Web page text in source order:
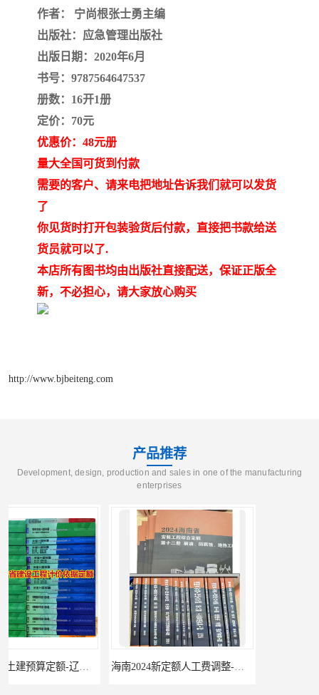
作者： 宁尚根张士勇主编
出版社：应急管理出版社
出版日期：2020年6月
书号：9787564647537
册数：16开1册
定价：70元
优惠价：48元册
量大全国可货到付款
需要的客户、请来电把地址告诉我们就可以发货
了
你见货时打开包装验货后付款，直接把书款给送
货员就可以了.
本店所有图书均由出版社直接配送，保证正版全
新，不必担心，请大家放心购买
http://www.bjbeiteng.com
产品推荐
Development, design, production and sales in one of the manufacturing
enterprises
海南2024新定额人工费调整-海南2024版安装定额-海南2024房屋建筑定额-海南定额